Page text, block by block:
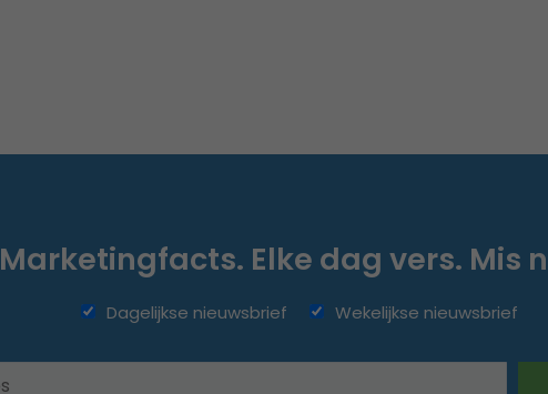
Marketingfacts. Elke dag vers. Mis
Dagelijkse nieuwsbrief Wekelijkse nieuwsbrief